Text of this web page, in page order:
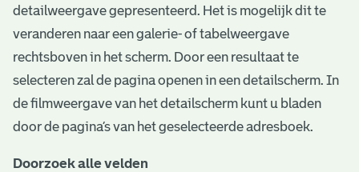
detailweergave gepresenteerd. Het is mogelijk dit te
veranderen naar een galerie- of tabelweergave
rechtsboven in het scherm. Door een resultaat te
selecteren zal de pagina openen in een detailscherm. In
de filmweergave van het detailscherm kunt u bladen
door de pagina’s van het geselecteerde adresboek.
Doorzoek alle velden